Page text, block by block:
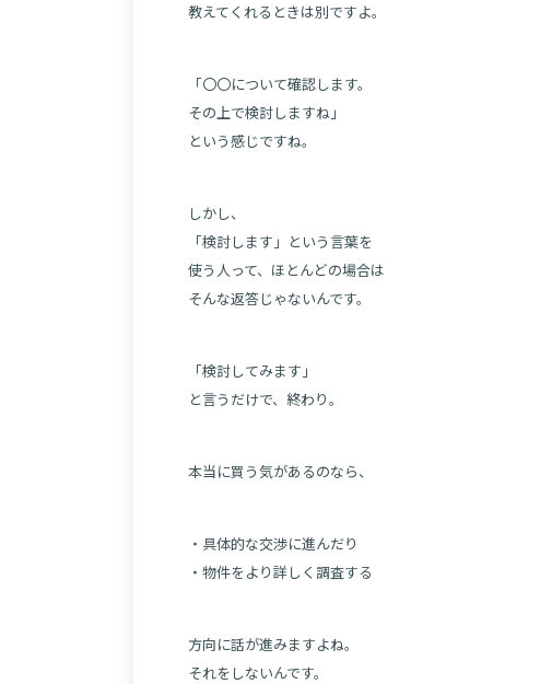
教えてくれるときは別ですよ。
「〇〇について確認します。
その上で検討しますね」
という感じですね。
しかし、
「検討します」という言葉を
使う人って、ほとんどの場合は
そんな返答じゃないんです。
「検討してみます」
と言うだけで、終わり。
本当に買う気があるのなら、
・具体的な交渉に進んだり
・物件をより詳しく調査する
方向に話が進みますよね。
それをしないんです。